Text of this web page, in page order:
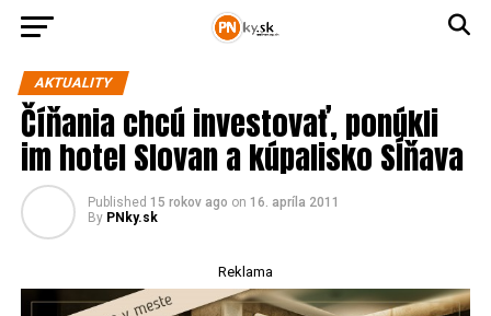
AKTUALITY
Číňania chcú investovať, ponúkli
im hotel Slovan a kúpalisko Sĺňava
Published 15 rokov ago on 16. apríla 2011
By PNky.sk
Reklama